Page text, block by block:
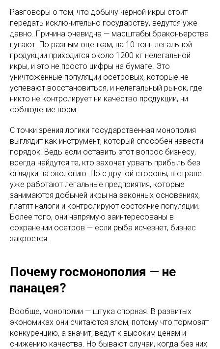
Разговоры о том, что добычу черной икры стоит
передать исключительно государству, ведутся уже
давно. Причина очевидна — масштабы браконьерства
пугают. По разным оценкам, на 10 тонн легальной
продукции приходится около 1200 кг нелегальной
икры, и это не просто цифры на бумаге. Это
уничтоженные популяции осетровых, которые не
успевают восстановиться, и нелегальный рынок, где
никто не контролирует ни качество продукции, ни
соблюдение норм.
С точки зрения логики государственная монополия
выглядит как инструмент, который способен навести
порядок. Ведь если оставить этот вопрос бизнесу,
всегда найдутся те, кто захочет урвать прибыль без
оглядки на экологию. Но с другой стороны, в стране
уже работают легальные предприятия, которые
занимаются добычей икры на законных основаниях,
платят налоги и контролируют состояние популяции.
Более того, они напрямую заинтересованы в
сохранении осетров — если рыба исчезнет, бизнес
закроется.
Почему госмонополия — не
панацея?
Вообще, монополии — штука спорная. В развитых
экономиках они считаются злом, потому что тормозят
конкуренцию, а значит, ведут к высоким ценам и
снижению качества. Но бывают случаи, когда без них